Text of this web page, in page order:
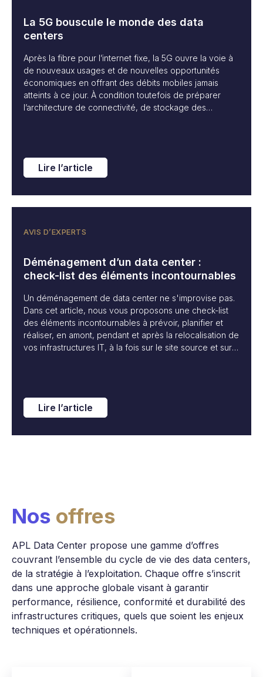
La 5G bouscule le monde des data
centers
Après la fibre pour l’internet fixe, la 5G ouvre la voie à
de nouveaux usages et de nouvelles opportunités
économiques en offrant des débits mobiles jamais
atteints à ce jour. À condition toutefois de préparer
l’architecture de connectivité, de stockage des
Lire l’article
AVIS D’EXPERTS
Déménagement d’un data center :
check-list des éléments incontournables
Un déménagement de data center ne s'improvise pas.
Dans cet article, nous vous proposons une check-list
des éléments incontournables à prévoir, planifier et
réaliser, en amont, pendant et après la relocalisation de
vos infrastructures IT, à la fois sur le site source et sur
Lire l’article
Nos offres
APL Data Center propose une gamme d’offres
couvrant l’ensemble du cycle de vie des data centers,
de la stratégie à l’exploitation. Chaque offre s’inscrit
dans une approche globale visant à garantir
performance, résilience, conformité et durabilité des
infrastructures critiques, quels que soient les enjeux
techniques et opérationnels.